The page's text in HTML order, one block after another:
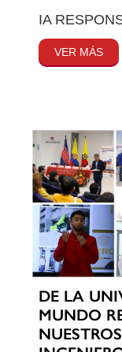
IA
VER MÁS
DE LA
MUNDO